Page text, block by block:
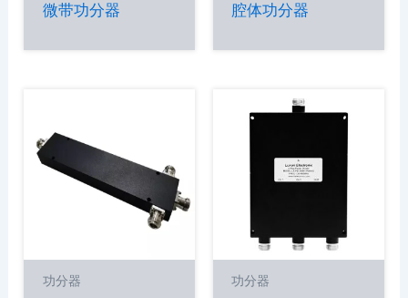
微带功分器
腔体功分器
功分器 功分器